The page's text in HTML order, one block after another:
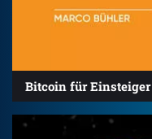
Bitcoin für Einsteiger